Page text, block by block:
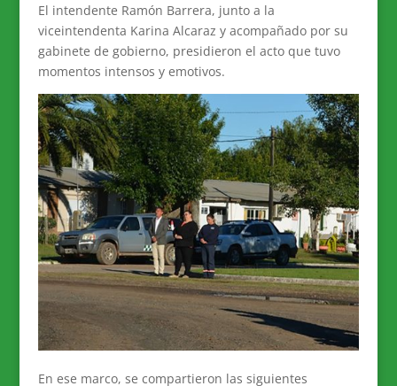
El intendente Ramón Barrera, junto a la
viceintendenta Karina Alcaraz y acompañado por su
gabinete de gobierno, presidieron el acto que tuvo
momentos intensos y emotivos.
En ese marco, se compartieron las siguientes